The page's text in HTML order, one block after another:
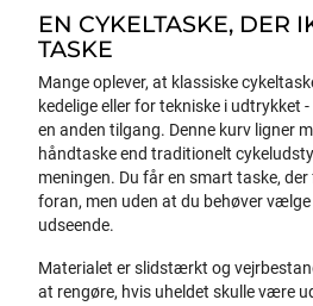
EN CYKELTASKE, DER
TASKE
Mange oplever, at klassiske
kedelige eller for tekniske i udtrykket
en anden tilgang. Denne kurv ligner
håndtaske end traditionelt
meningen. Du får en smart taske,
foran, men uden at du behøver
udseende.
Materialet er slidstærkt og
at rengøre, hvis uheldet skulle være